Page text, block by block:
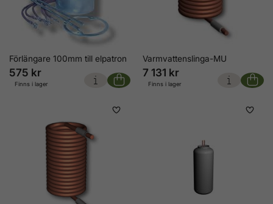
Förlängare 100mm till elpatron
575 kr
Finns i lager
Varmvattenslinga-MU
7 131 kr
Finns i lager